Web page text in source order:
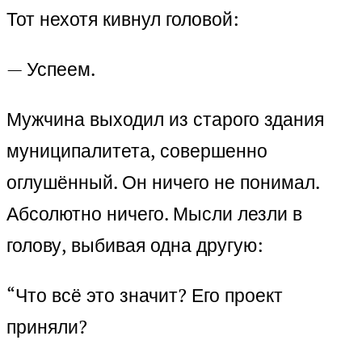
Тот нехотя кивнул головой:
— Успеем.
Мужчина выходил из старого здания
муниципалитета, совершенно
оглушённый. Он ничего не понимал.
Абсолютно ничего. Мысли лезли в
голову, выбивая одна другую:
“Что всё это значит? Его проект
приняли?